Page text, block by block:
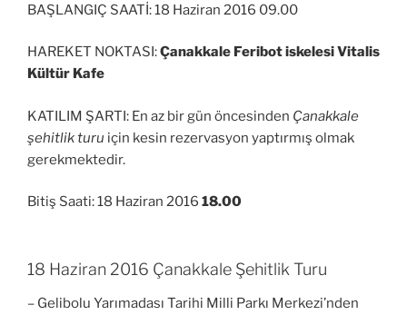
BAŞLANGIÇ SAATİ: 18 Haziran 2016 09.00
HAREKET NOKTASI:Çanakkale Feribot iskelesi Vitalis
Kültür Kafe
KATILIM ŞARTI: En az bir gün öncesinden Çanakkale
şehitlik turu için kesin rezervasyon yaptırmış olmak
gerekmektedir.
Bitiş Saati: 18 Haziran 2016 18.00
18 Haziran 2016 Çanakkale Şehitlik Turu
– Gelibolu Yarımadası Tarihi Milli Parkı Merkezi’nden